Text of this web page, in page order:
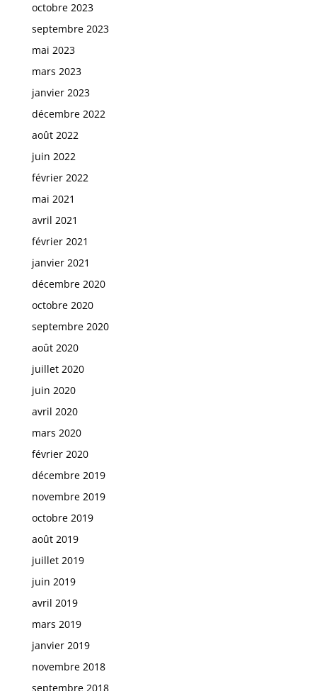
octobre 2023
septembre 2023
mai 2023
mars 2023
janvier 2023
décembre 2022
août 2022
juin 2022
février 2022
mai 2021
avril 2021
février 2021
janvier 2021
décembre 2020
octobre 2020
septembre 2020
août 2020
juillet 2020
juin 2020
avril 2020
mars 2020
février 2020
décembre 2019
novembre 2019
octobre 2019
août 2019
juillet 2019
juin 2019
avril 2019
mars 2019
janvier 2019
novembre 2018
septembre 2018